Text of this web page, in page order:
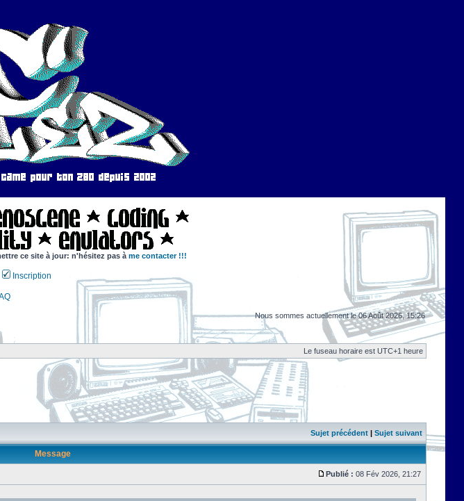
ce site à jour: n'hésitez pas à me contacter !!!
Inscription
Nous sommes actuellement le 06 Août 2026, 15:26
Le fuseau horaire est UTC+1 heure
Sujet précédent | Sujet suivant
Message
Publié : 08 Fév 2026, 21:27